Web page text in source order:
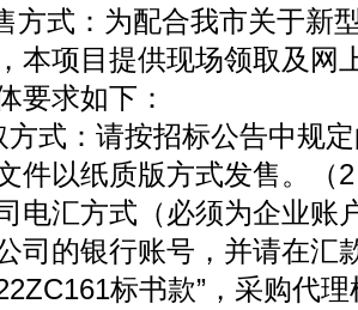
方式：为配合我市关于新
本项目提供现场领取及网
要求如下：
方式：请按招标公告中规
件以纸质版方式发售。（
电汇方式（必须为企业账
司的银行账号，并请在汇
标书款”，采购代